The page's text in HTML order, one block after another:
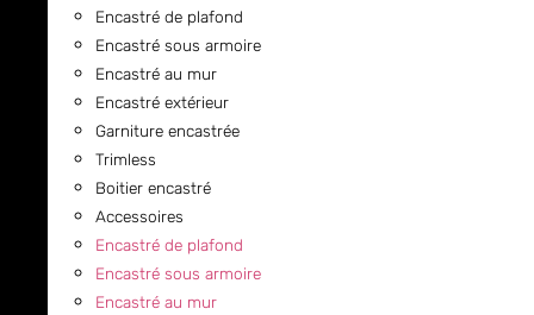
Encastré de plafond
Encastré sous armoire
Encastré au mur
Encastré extérieur
Garniture encastrée
Trimless
Boitier encastré
Accessoires
Encastré de plafond
Encastré sous armoire
Encastré au mur